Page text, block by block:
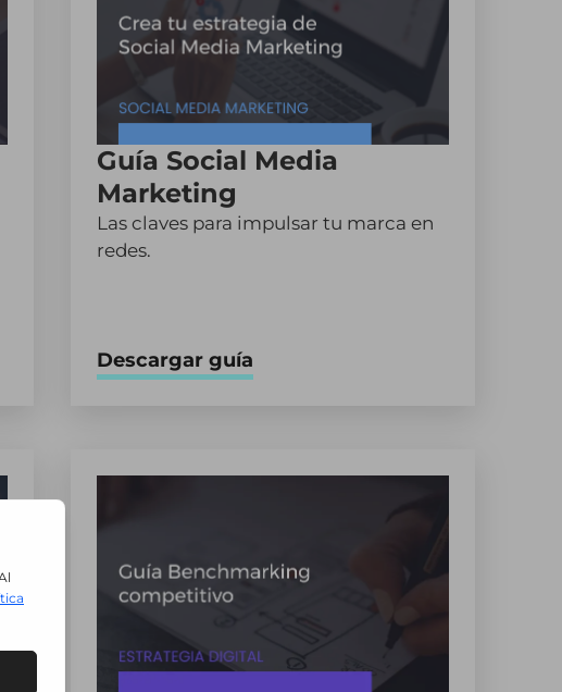
Guía Social Media
Marketing
Las claves para impulsar tu marca en
redes.
Descargar guía